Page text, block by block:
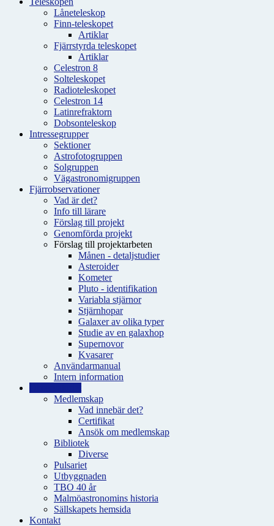
Låneteleskop
Finn-teleskopet
Artiklar
Fjärrstyrda teleskopet
Artiklar
Celestron 8
Solteleskopet
Radioteleskopet
Celestron 14
Latinrefraktorn
Dobsonteleskop
Intressegrupper
Sektioner
Astrofotogruppen
Solgruppen
Vägastronomigruppen
Fjärrobservationer
Vad är det?
Info till lärare
Förslag till projekt
Genomförda projekt
Förslag till projektarbeten
Månen - detaljstudier
Asteroider
Kometer
Pluto - identifikation
Variabla stjärnor
Stjärnhopar
Galaxer av olika typer
Studie av en galaxhop
Supernovor
Kvasarer
Användarmanual
Intern information
Medlemskap
Vad innebär det?
Certifikat
Ansök om medlemskap
Bibliotek
Diverse
Pulsariet
Utbyggnaden
TBO 40 år
Malmöastronomins historia
Sällskapets hemsida
Kontakt